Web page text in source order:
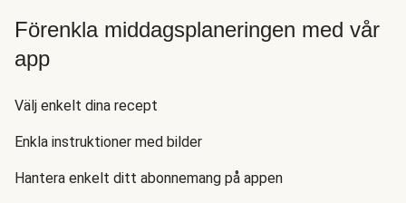
Förenkla middagsplaneringen med vår
app
Välj enkelt dina recept
Enkla instruktioner med bilder
Hantera enkelt ditt abonnemang på appen